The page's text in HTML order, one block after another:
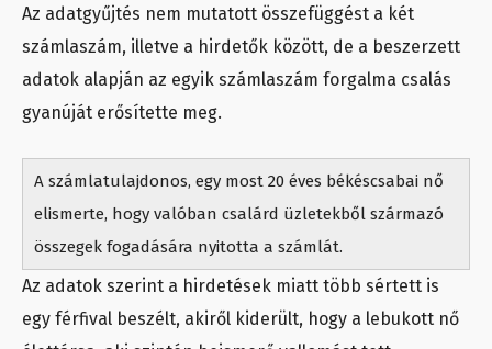
Az adatgyűjtés nem mutatott összefüggést a két
számlaszám, illetve a hirdetők között, de a beszerzett
adatok alapján az egyik számlaszám forgalma csalás
gyanúját erősítette meg.
A számlatulajdonos, egy most 20 éves békéscsabai nő
elismerte, hogy valóban csalárd üzletekből származó
összegek fogadására nyitotta a számlát.
Az adatok szerint a hirdetések miatt több sértett is
egy férfival beszélt, akiről kiderült, hogy a lebukott nő